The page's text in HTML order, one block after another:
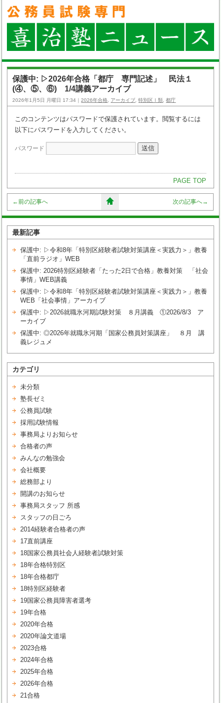
保護中: ▷2026年合格「都庁 専門記述」 民法１
(④、⑤、⑥) 1/4講義アーカイブ
2026年1月5日 月曜日 17:34｜2026年合格, アーカイブ,特別区Ⅰ類,都庁
このコンテンツはパスワードで保護されています。閲覧するには
以下にパスワードを入力してください。
パスワード
PAGE TOP
←前の記事へ 次の記事へ→
最新記事
保護中: ▷令和8年「特別区経験者試験対策講座＜実践力＞」教養
「直前ラジオ」WEB
保護中: 2026特別区経験者「たった2日で合格」教養対策 「社会
事情」WEB講義
保護中: ▷令和8年「特別区経験者試験対策講座＜実践力＞」教養
WEB「社会事情」アーカイブ
保護中: ▷2026就職氷河期試験対策 ８月講義 ①2026/8/3 ア
ーカイブ
保護中: ◎2026年就職氷河期「国家公務員対策講座」 ８月 講
義レジュメ
カテゴリ
未分類
塾長ゼミ
公務員試験
採用試験情報
事務局よりお知らせ
合格者の声
みんなの勉強会
会社概要
総務部より
開講のお知らせ
事務局スタッフ 所感
スタッフの日ごろ
2014経験者合格者の声
17直前講座
18国家公務員社会人経験者試験対策
18年合格特別区
18年合格都庁
18特別区経験者
19国家公務員障害者選考
19年合格
2020年合格
2020年論文道場
2023合格
2024年合格
2025年合格
2026年合格
21合格